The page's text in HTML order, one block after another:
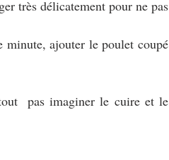
très délicatement pour ne pas
minute, ajouter le poulet coupé
pas imaginer le cuire et le